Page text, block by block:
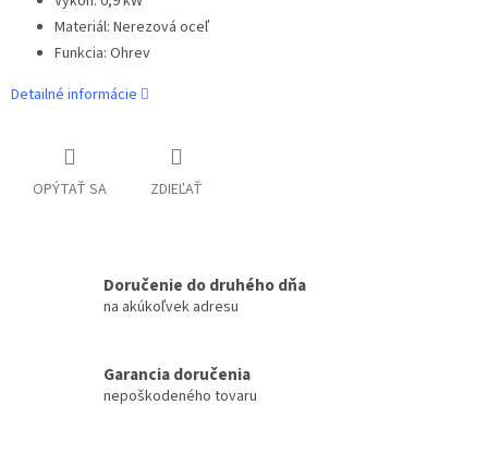
Materiál: Nerezová oceľ
Funkcia: Ohrev
Detailné informácie
OPÝTAŤ SA ZDIEĽAŤ
Doručenie do druhého dňa
na akúkoľvek adresu
Garancia doručenia
nepoškodeného tovaru